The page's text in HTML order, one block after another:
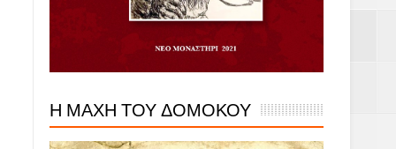
Η ΜΑΧΗ ΤΟΥ ΔΟΜΟΚΟΥ